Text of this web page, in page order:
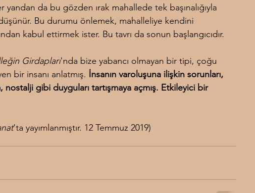
yandan da bu gözden ırak mahallede tek başınalığıyla
Bu durumu önlemek, mahalleliye kendini
kabul ettirmek ister. Bu tavrı da sonun başlangıcıdır.
Girdapları'nda bize yabancı olmayan bir tipi, çoğu
bir insanı anlatmış. İnsanın varoluşuna ilişkin sorunları,
nostalji gibi duyguları tartışmaya açmış. Etkileyici bir
'ta yayımlanmıştır. 12 Temmuz 2019)